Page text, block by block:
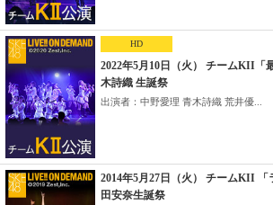
HD
2022年5月10日（火） チームKII「
木詩織 生誕祭
出演者：中野愛理 青木詩織 荒井優...
2014年5月27日（火） チームKII
田安奈生誕祭